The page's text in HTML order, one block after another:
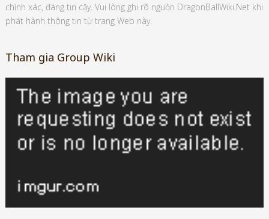
chính xác, đáng tin cậy. Vui lòng ghi rõ nguồn DragonBallWiki.Net khi
phát hành thông tin từ trang Web này.
Tham gia Group Wiki